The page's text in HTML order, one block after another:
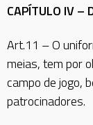
CAPÍTULO IV –
Art.11 – O
meias, tem por
campo de jogo,
patrocinadores.